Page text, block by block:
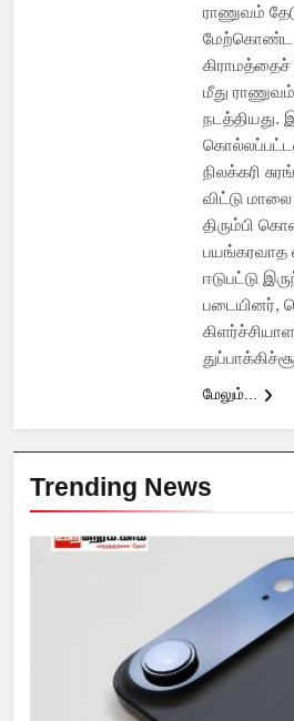
ராணுவம்
மேற்கொண்ட
மீது ராணுவம்
நடத்தியது.
நிலக்கரி
விட்டு
திரும்பி
பயங்கரவாத
ஈடுபட்டு
படையினர்,
மேலும்...
Trending News